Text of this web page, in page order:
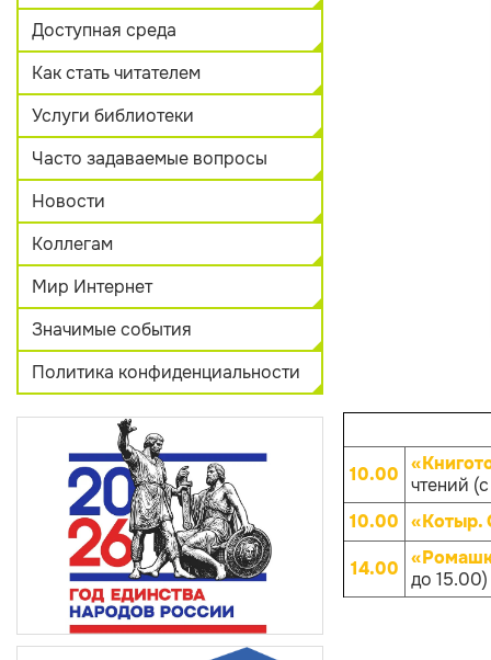
Доступная среда
Как стать читателем
Услуги библиотеки
Часто задаваемые вопросы
Новости
Коллегам
Мир Интернет
Значимые события
Политика конфиденциальности
10.00 чтений
10.00 «Котыр.
14.00 до 15.00)